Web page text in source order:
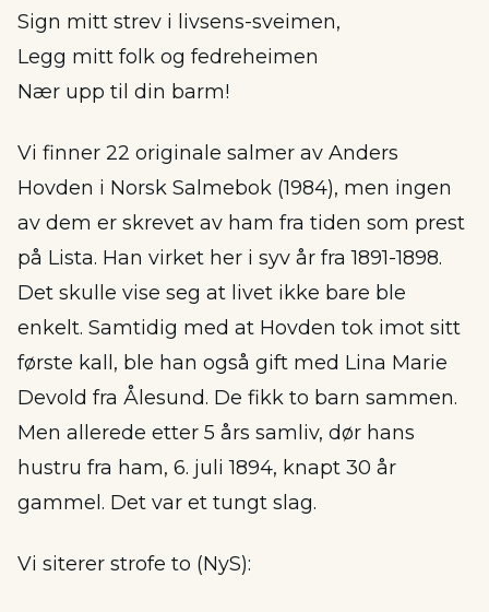
Sign mitt strev i livsens-sveimen,
Legg mitt folk og fedreheimen
Nær upp til din barm!
Vi finner 22 originale salmer av Anders
Hovden i Norsk Salmebok (1984), men ingen
av dem er skrevet av ham fra tiden som prest
på Lista. Han virket her i syv år fra 1891-1898.
Det skulle vise seg at livet ikke bare ble
enkelt. Samtidig med at Hovden tok imot sitt
første kall, ble han også gift med Lina Marie
Devold fra Ålesund. De fikk to barn sammen.
Men allerede etter 5 års samliv, dør hans
hustru fra ham, 6. juli 1894, knapt 30 år
gammel. Det var et tungt slag.
Vi siterer strofe to (NyS):